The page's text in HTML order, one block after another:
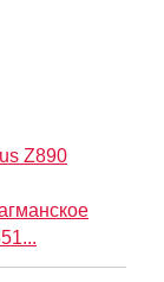
Z890